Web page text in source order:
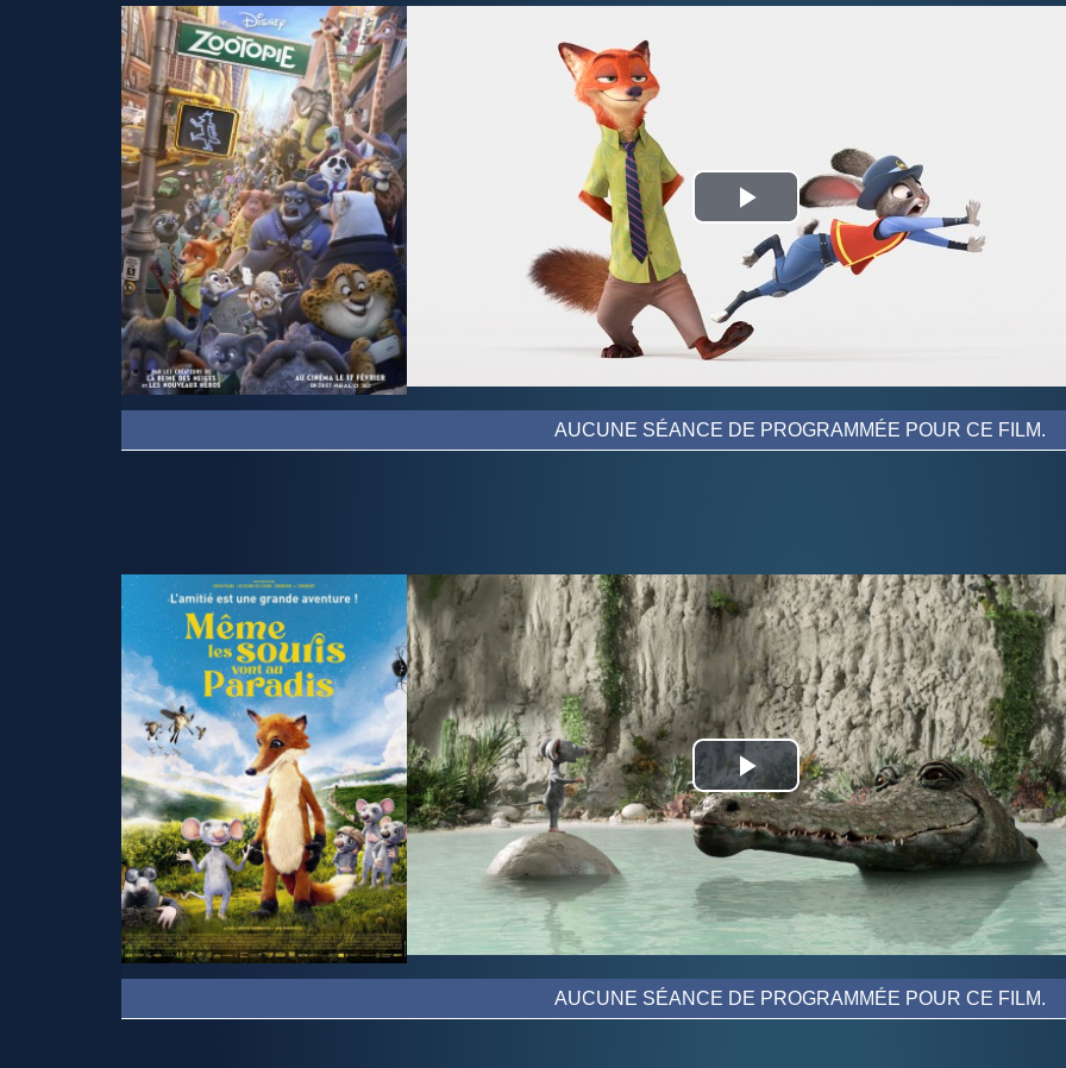
Play
Video
AUCUNE SÉANCE DE PROGRAMMÉE POUR CE FILM.
Play
Video
AUCUNE SÉANCE DE PROGRAMMÉE POUR CE FILM.